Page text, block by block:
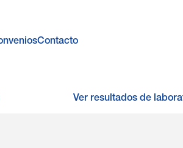
Contacto
Ver resultados de